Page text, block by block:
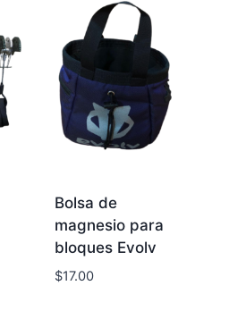
Bolsa de
magnesio para
bloques Evolv
$17.00